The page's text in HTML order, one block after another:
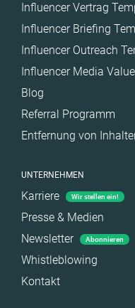
Influencer Vertrag
Influencer Briefing
Influencer Outreach
Influencer Media
Blog
Referral Programm
Entfernung von
UNTERNEHMEN
Karriere Wir stellen ein!
Presse & Medien
Newsletter
Abonnieren
Whistleblowing
Kontakt